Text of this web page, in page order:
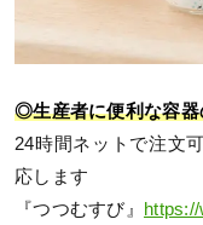
◎生産者に便利な容器
24時間ネットで注文
応します
『つつむすび』